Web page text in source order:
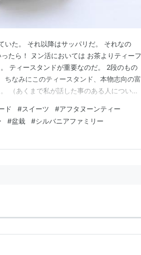
いた。 それ以降はサッパリだ。 それなの
たら！ ヌン活においては お茶よりティーフ
ティースタンドが重要なのだ。 2段のもの
ちなみにこのティースタンド、本物志向の富
（あくまで私が話した事のある人について
合わないんだと思う。 私は必ずしも面積を
ド #スイーツ #アフタヌーンティー
#盆栽 #シルバニアファミリー